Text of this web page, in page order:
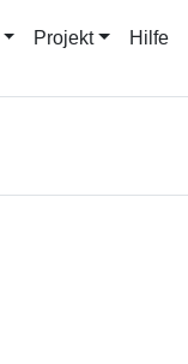
Projekt Hilfe